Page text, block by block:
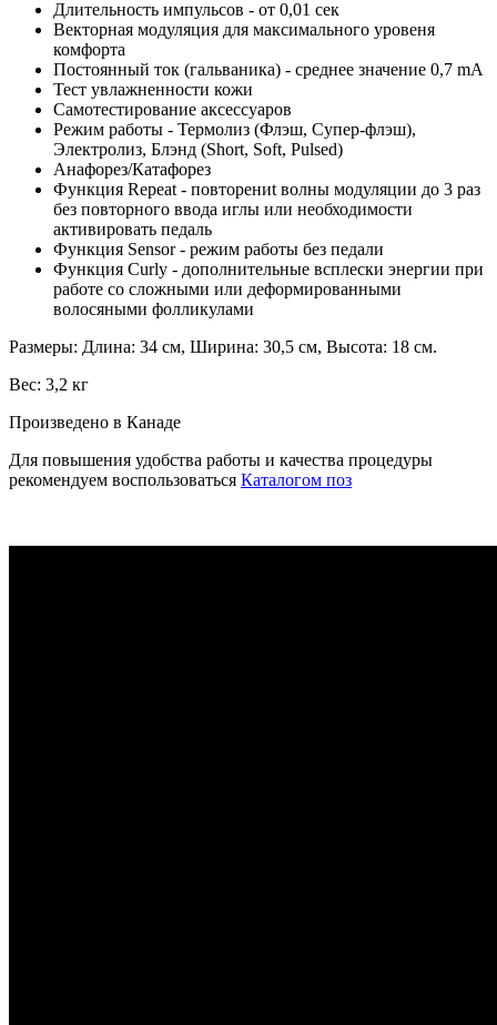
Длительность импульсов - от 0,01 сек
Векторная модуляция для максимального уровеня
комфорта
Постоянный ток (гальваника) - среднее значение 0,7 mA
Тест увлажненности кожи
Самотестирование аксессуаров
Режим работы - Термолиз (Флэш, Супер-флэш),
Электролиз, Блэнд (Short, Soft, Pulsed)
Анафорез/Катафорез
Функция Repeat - повторениt волны модуляции до 3 раз
без повторного ввода иглы или необходимости
активировать педаль
Функция Sensor - режим работы без педали
Функция Curly - дополнительные всплески энергии при
работе со сложными или деформированными
волосяными фолликулами
Размеры: Длина: 34 см, Ширина: 30,5 см, Высота: 18 см.
Вес: 3,2 кг
Произведено в Канаде
Для повышения удобства работы и качества процедуры
рекомендуем воспользоваться Каталогом поз